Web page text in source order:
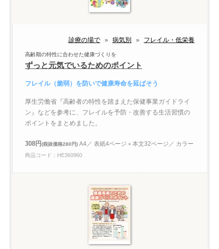
診療の場で » 病気別 » フレイル・低栄養
高齢期の特性に合わせた健康づくりを
ずっと元気でいるためのポイント
フレイル（脆弱）を防いで健康寿命を延ばそう
厚生労働省『高齢者の特性を踏まえた保健事業ガイドライ
ン』などを参考に、フレイルを予防・改善する生活習慣の
ポイントをまとめました。
308円(税抜価格280円) A4／ 表紙4ページ＋本文32ページ／ カラー
商品コード：HE360960